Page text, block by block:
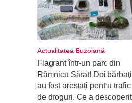
Actualitatea Buzoiană
Flagrant într-un parc din
Râmnicu Sărat! Doi bărbați
au fost arestați pentru trafic
de droguri. Ce a descoperit